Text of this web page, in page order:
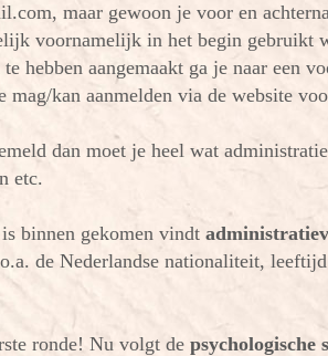
maar gewoon je voor en
voornamelijk in het begin gebruikt
te hebben aangemaakt ga je naar een
mag/kan aanmelden via de website
dan moet je heel wat
etc.
binnen gekomen vindt
de Nederlandse nationaliteit,
ronde! Nu volgt de psychologische